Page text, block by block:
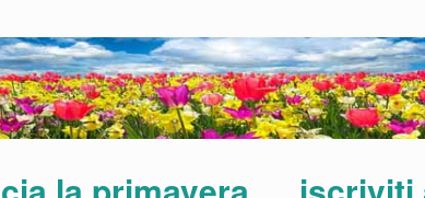
dove l’inverno sia mite con minime non inferiori a -6-8
dal sole, quindi è una specie facilmente coltivabile
maniera fitta e omogenea con un notevole effetto
in primavera e irrigare moderatamente in estate e